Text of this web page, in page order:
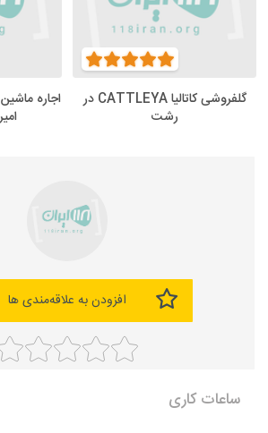
گلفروشی کاتالیا CATTLEYA در
رشت
اجاره
افزودن به علاقه‌مندی ها
ساعات کاری